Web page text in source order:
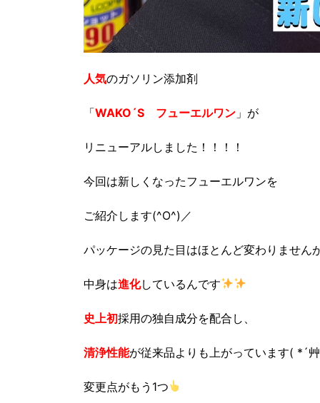
人気のガソリン添加剤
「WAKO´S フューエルワン 」が
リニューアルしました！！！！
今回は新しくなったフューエルワンを
ご紹介します(^O^)／
パッケージの見た目はほとんど変わりません
中身は進化しているんです
史上初採用の独自成分を配合し、
清浄性能が従来品よりも上がっています( *´
変更点がもう1つ